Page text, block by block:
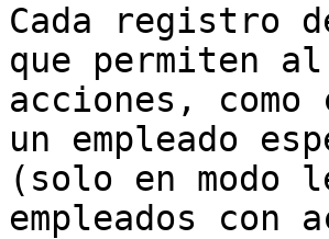
Cada registro
que permiten
acciones,
un empleado
(solo en
empleados con